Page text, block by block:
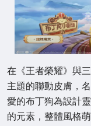
在《王者榮耀》與
主題的聯動皮膚，
愛的布丁狗為設計
的元素，整體風格